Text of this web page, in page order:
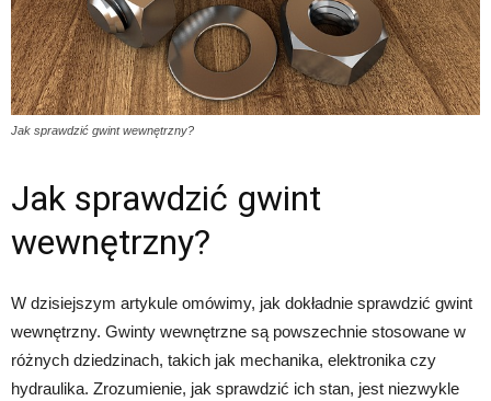
Jak sprawdzić gwint wewnętrzny?
Jak sprawdzić gwint
wewnętrzny?
W dzisiejszym artykule omówimy, jak dokładnie sprawdzić gwint
wewnętrzny. Gwinty wewnętrzne są powszechnie stosowane w
różnych dziedzinach, takich jak mechanika, elektronika czy
hydraulika. Zrozumienie, jak sprawdzić ich stan, jest niezwykle